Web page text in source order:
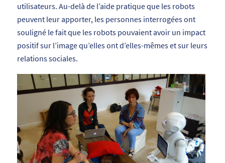
utilisateurs. Au-delà de l’aide pratique que les robots
peuvent leur apporter, les personnes interrogées ont
souligné le fait que les robots pouvaient avoir un impact
positif sur l’image qu’elles ont d’elles-mêmes et sur leurs
relations sociales.